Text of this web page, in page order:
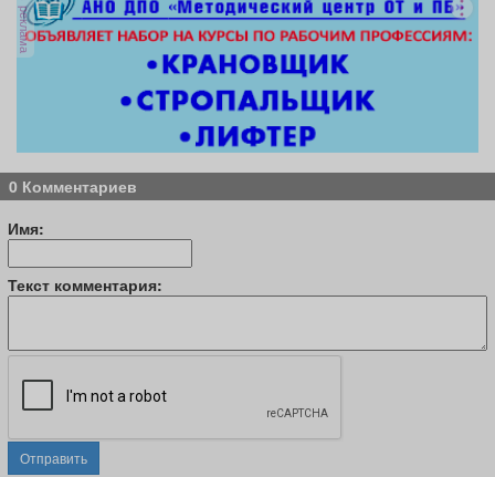
реклама
0 Комментариев
Имя:
Текст комментария:
Отправить